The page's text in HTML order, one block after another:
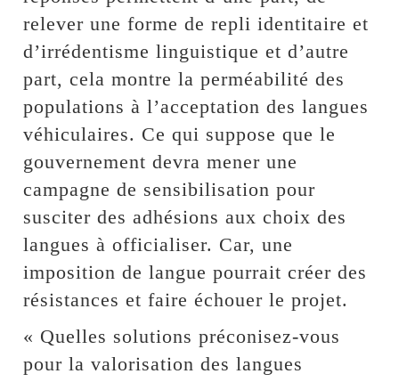
relever une forme de repli identitaire et
d’irrédentisme linguistique et d’autre
part, cela montre la perméabilité des
populations à l’acceptation des langues
véhiculaires. Ce qui suppose que le
gouvernement devra mener une
campagne de sensibilisation pour
susciter des adhésions aux choix des
langues à officialiser. Car, une
imposition de langue pourrait créer des
résistances et faire échouer le projet.
« Quelles solutions préconisez-vous
pour la valorisation des langues